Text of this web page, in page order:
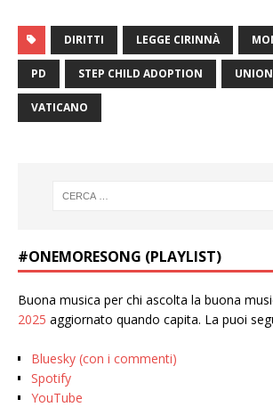
DIRITTI LEGGE CIRINNÀ
PD STEP CHILD ADOPTION
VATICANO
#ONEMORESONG (PLAYLIST)
Buona musica per chi ascolta la buona
2025 aggiornato quando capita. La puoi
Bluesky (con i commenti)
Spotify
YouTube